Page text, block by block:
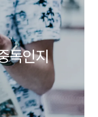
독인지